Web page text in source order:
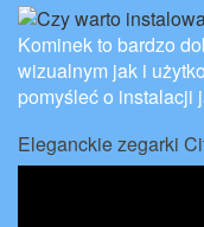
Kominek to bardzo
wizualnym jak i
pomyśleć o instalacji
Eleganckie zegarki